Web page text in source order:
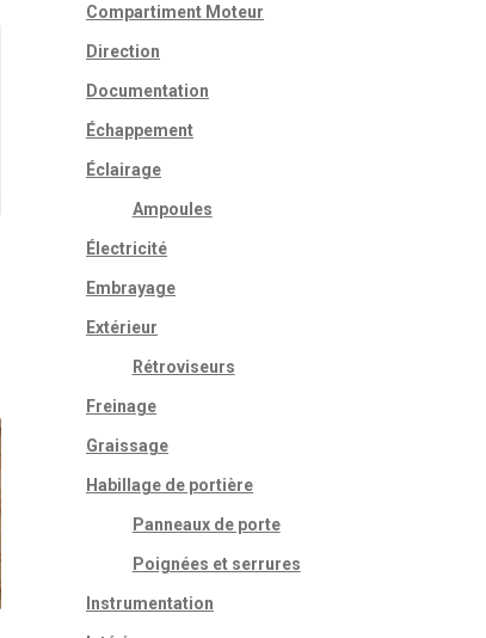
Compartiment Moteur
Direction
Documentation
Échappement
Éclairage
Ampoules
Électricité
Embrayage
Extérieur
Rétroviseurs
Freinage
Graissage
Habillage de portière
Panneaux de porte
Poignées et serrures
Instrumentation